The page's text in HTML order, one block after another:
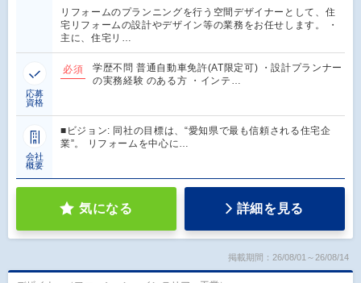
リフォームのプランニングを行う空間デザイナーとして、住
宅リフォームの設計やデザイン等の業務をお任せします。 ・
主に、住宅リ…
応募
資格
必須
学歴不問 普通自動車免許(AT限定可) ・設計プランナー
の実務経験 のある方 ・インテ…
会社
概要
■ビジョン: 同社の目標は、“愛知県で最も信頼される住宅企
業”。 リフォームを中心に…
気になる 詳細を見る
掲載期間：26/08/01～26/08/14